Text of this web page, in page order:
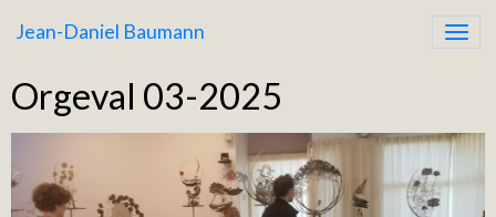
Jean-Daniel Baumann
Orgeval 03-2025